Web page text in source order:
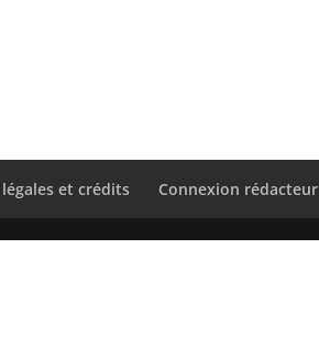
et crédits Connexion rédacteur